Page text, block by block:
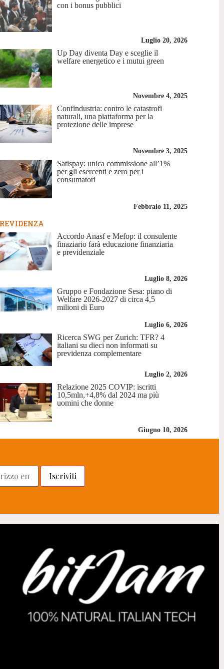
con i bonus pubblici
Luglio 20, 2026
Up Day diventa Day e sceglie il
welfare energetico e i mutui green
Novembre 4, 2025
Confindustria: contro le catastrofi
naturali, una piattaforma per la
protezione delle imprese
Novembre 3, 2025
Satispay: unica commissione all’1%
per gli esercenti e zero per i
consumatori
Febbraio 11, 2025
Accordo Anasf e Mefop: il consulente
finaziario farà educazione finanziaria
e previdenziale
Luglio 8, 2026
Gruppo e Fondazione Sesa: piano di
Welfare 2026-2027 di circa 4,5
milioni di Euro
Luglio 6, 2026
Ricerca SWG per Zurich: TFR? 4
italiani su dieci non informati su
previdenza complementare
Luglio 2, 2026
Relazione 2025 COVIP: iscritti
10,5mln,+4,8% dal 2024 ma più
uomini che donne
Giugno 10, 2026